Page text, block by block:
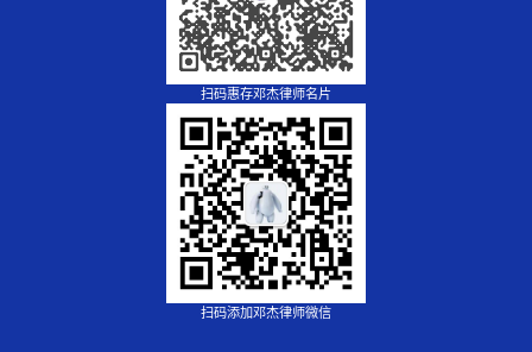
扫码惠存邓杰律师名片
扫码添加邓杰律师微信